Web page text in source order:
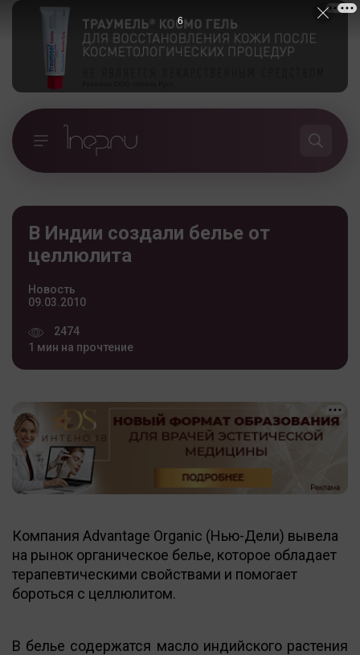
В Индии создали белье от
целлюлита
Новость
09.03.2010
2474
1 мин на прочтение
Компания Advantage Organic (Нью-Дели) вывела
на рынок органическое белье, которое обладает
терапевтическими свойствами и помогает
бороться с целлюлитом.
В белье содержатся масло индийского растения
5